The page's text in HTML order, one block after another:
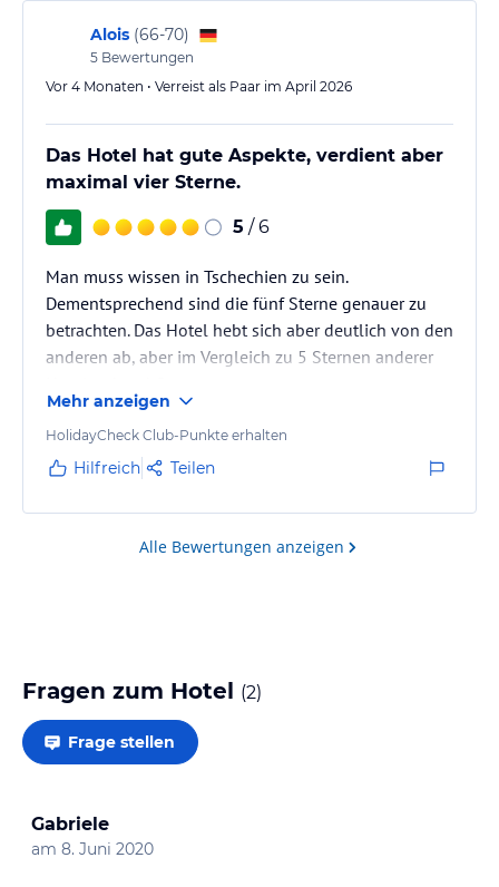
Parken:
Die hoteleigene Tiefgarage ist super befahrbar und
die Stellplätze sind angenehm breit (da gibt es
Alois (66-70)
5 Bewertungen
Vor 4 Monaten • Verreist als Paar im April 2026
Das Hotel hat gute Aspekte, verdient aber
maximal vier Sterne.
5 / 6
Man muss wissen in Tschechien zu sein.
Dementsprechend sind die fünf Sterne genauer zu
betrachten. Das Hotel hebt sich aber deutlich von den
anderen ab, aber im Vergleich zu 5 Sternen anderer
Mehr anzeigen
HolidayCheck Club-Punkte erhalten
Hilfreich Teilen
Alle Bewertungen anzeigen
Fragen zum Hotel (2)
Frage stellen
Gabriele
am 8. Juni 2020